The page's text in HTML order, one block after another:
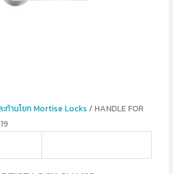
ก้านโยก Mortise Locks / HANDLE FOR